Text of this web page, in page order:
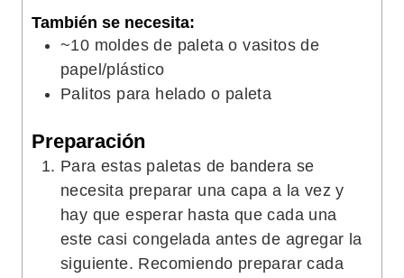
También se necesita:
~10 moldes de paleta o vasitos de
papel/plástico
Palitos para helado o paleta
Preparación
Para estas paletas de bandera se
necesita preparar una capa a la vez y
hay que esperar hasta que cada una
este casi congelada antes de agregar la
siguiente. Recomiendo preparar cada